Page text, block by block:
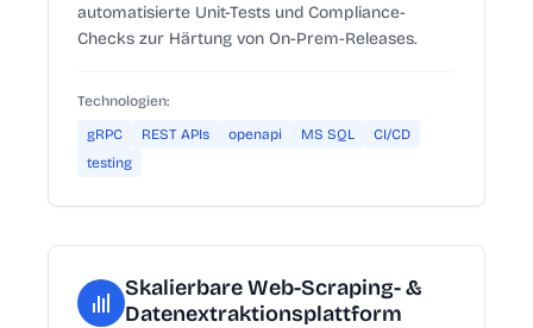
automatisierte Unit-Tests und Compliance-
Checks zur Härtung von On-Prem-Releases.
Technologien:
gRPC
REST APIs openapi MS SQL
CI/CD
testing
Skalierbare Web-Scraping- &
Datenextraktionsplattform